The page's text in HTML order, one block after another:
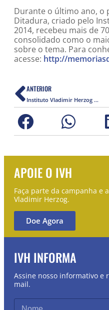
Durante o último ano, o
Ditadura, criado pelo
2014, recebeu mais de
consolidado como o
sobre o tema. Para
acesse: http://
ANTERIOR
Instituto Vladimir Herzog promove debate sobre a questão indígena no Brasil
APOIE O IVH
Faça parte da campanha e
Vladimir Herzog.
Doe Agora
IVH INFORMA
Assine nosso informativo e
mail.